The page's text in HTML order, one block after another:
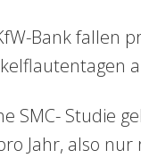
Bank fallen
SMC- Studie
Jahr, also nur